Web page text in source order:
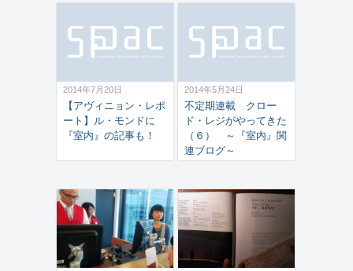
2014年7月20日
【アヴィニョン・レポ
ート】ル・モンドに
『室内』の記事も！
2014年5月24日
不定期連載 クロー
ド・レジがやってきた
（６） ～『室内』関
連ブログ～